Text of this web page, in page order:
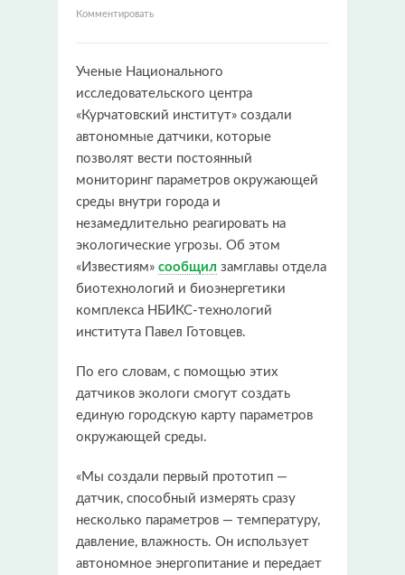
Комментировать
Ученые Национального
исследовательского центра
«Курчатовский институт» создали
автономные датчики, которые
позволят вести постоянный
мониторинг параметров окружающей
среды внутри города и
незамедлительно реагировать на
экологические угрозы. Об этом
«Известиям» сообщил замглавы отдела
биотехнологий и биоэнергетики
комплекса НБИКС-технологий
института Павел Готовцев.
По его словам, с помощью этих
датчиков экологи смогут создать
единую городскую карту параметров
окружающей среды.
«Мы создали первый прототип —
датчик, способный измерять сразу
несколько параметров — температуру,
давление, влажность. Он использует
автономное энергопитание и передает